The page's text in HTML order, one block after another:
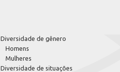
Diversidade de gênero
Homens
Mulheres
Diversidade de situações